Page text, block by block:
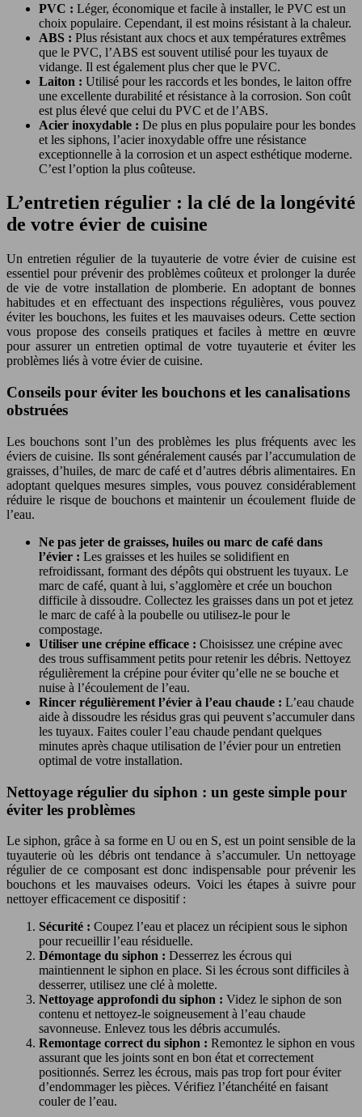
PVC : Léger, économique et facile à installer, le PVC est un
choix populaire. Cependant, il est moins résistant à la chaleur.
ABS : Plus résistant aux chocs et aux températures extrêmes
que le PVC, l’ABS est souvent utilisé pour les tuyaux de
vidange. Il est également plus cher que le PVC.
Laiton : Utilisé pour les raccords et les bondes, le laiton offre
une excellente durabilité et résistance à la corrosion. Son coût
est plus élevé que celui du PVC et de l’ABS.
Acier inoxydable : De plus en plus populaire pour les bondes
et les siphons, l’acier inoxydable offre une résistance
exceptionnelle à la corrosion et un aspect esthétique moderne.
C’est l’option la plus coûteuse.
L’entretien régulier : la clé de la longévité
de votre évier de cuisine
Un entretien régulier de la tuyauterie de votre évier de cuisine est
essentiel pour prévenir des problèmes coûteux et prolonger la durée
de vie de votre installation de plomberie. En adoptant de bonnes
habitudes et en effectuant des inspections régulières, vous pouvez
éviter les bouchons, les fuites et les mauvaises odeurs. Cette section
vous propose des conseils pratiques et faciles à mettre en œuvre
pour assurer un entretien optimal de votre tuyauterie et éviter les
problèmes liés à votre évier de cuisine.
Conseils pour éviter les bouchons et les canalisations
obstruées
Les bouchons sont l’un des problèmes les plus fréquents avec les
éviers de cuisine. Ils sont généralement causés par l’accumulation de
graisses, d’huiles, de marc de café et d’autres débris alimentaires. En
adoptant quelques mesures simples, vous pouvez considérablement
réduire le risque de bouchons et maintenir un écoulement fluide de
l’eau.
Ne pas jeter de graisses, huiles ou marc de café dans
l’évier : Les graisses et les huiles se solidifient en
refroidissant, formant des dépôts qui obstruent les tuyaux. Le
marc de café, quant à lui, s’agglomère et crée un bouchon
difficile à dissoudre. Collectez les graisses dans un pot et jetez
le marc de café à la poubelle ou utilisez-le pour le
compostage.
Utiliser une crépine efficace : Choisissez une crépine avec
des trous suffisamment petits pour retenir les débris. Nettoyez
régulièrement la crépine pour éviter qu’elle ne se bouche et
nuise à l’écoulement de l’eau.
Rincer régulièrement l’évier à l’eau chaude : L’eau chaude
aide à dissoudre les résidus gras qui peuvent s’accumuler dans
les tuyaux. Faites couler l’eau chaude pendant quelques
minutes après chaque utilisation de l’évier pour un entretien
optimal de votre installation.
Nettoyage régulier du siphon : un geste simple pour
éviter les problèmes
Le siphon, grâce à sa forme en U ou en S, est un point sensible de la
tuyauterie où les débris ont tendance à s’accumuler. Un nettoyage
régulier de ce composant est donc indispensable pour prévenir les
bouchons et les mauvaises odeurs. Voici les étapes à suivre pour
nettoyer efficacement ce dispositif :
Sécurité : Coupez l’eau et placez un récipient sous le siphon
pour recueillir l’eau résiduelle.
Démontage du siphon : Desserrez les écrous qui
maintiennent le siphon en place. Si les écrous sont difficiles à
desserrer, utilisez une clé à molette.
Nettoyage approfondi du siphon : Videz le siphon de son
contenu et nettoyez-le soigneusement à l’eau chaude
savonneuse. Enlevez tous les débris accumulés.
Remontage correct du siphon : Remontez le siphon en vous
assurant que les joints sont en bon état et correctement
positionnés. Serrez les écrous, mais pas trop fort pour éviter
d’endommager les pièces. Vérifiez l’étanchéité en faisant
couler de l’eau.